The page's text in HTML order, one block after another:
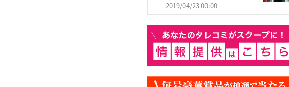
2019/04/23 00:00